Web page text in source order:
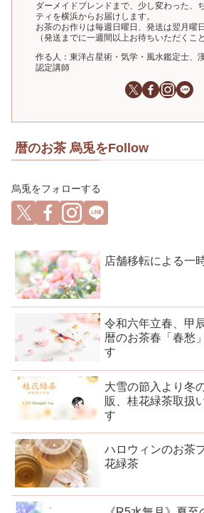
ダーメイドブレンドまで、少し変わった、
ティを横浜からお届けします。
お茶のお作りは毎週日曜日、発送は翌月曜
（発送までに一週間以上お待ちいただくこ
作る人：東洋占星術・気学・風水鑑定士、
認定講師
暦のお茶 烏兎をFollow
烏兎をフォローする
店舗移転による一
令和六年立春、甲
暦のお茶春「春愁
す
大雪の節入より冬
販、桂花緑茶取扱
す
ハロウィンのお茶
花緑茶